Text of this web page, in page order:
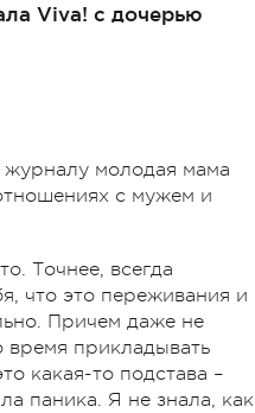
Viva! с дочерью
молодая мама
с мужем и
Точнее, всегда
что это переживания и
Причем даже не
время прикладывать
какая-то подстава –
паника. Я не знала, как